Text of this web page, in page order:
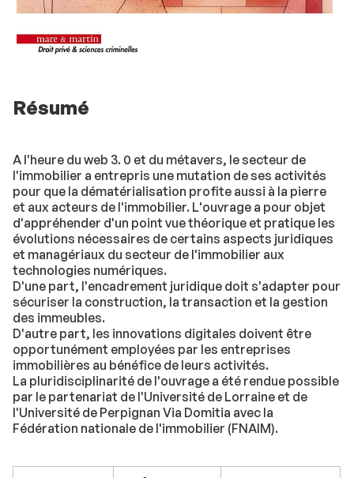
Résumé
A l'heure du web 3. 0 et du métavers, le secteur de
l'immobilier a entrepris une mutation de ses activités
pour que la dématérialisation profite aussi à la pierre
et aux acteurs de l'immobilier. L'ouvrage a pour objet
d'appréhender d'un point vue théorique et pratique les
évolutions nécessaires de certains aspects juridiques
et managériaux du secteur de l'immobilier aux
technologies numériques.
D'une part, l'encadrement juridique doit s'adapter pour
sécuriser la construction, la transaction et la gestion
des immeubles.
D'autre part, les innovations digitales doivent être
opportunément employées par les entreprises
immobilières au bénéfice de leurs activités.
La pluridisciplinarité de l'ouvrage a été rendue possible
par le partenariat de l'Université de Lorraine et de
l'Université de Perpignan Via Domitia avec la
Fédération nationale de l'immobilier (FNAIM).